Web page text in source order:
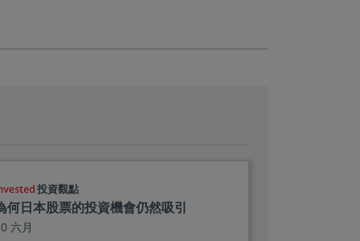
投資觀點
何日本股票的投資機會仍然吸引
六月